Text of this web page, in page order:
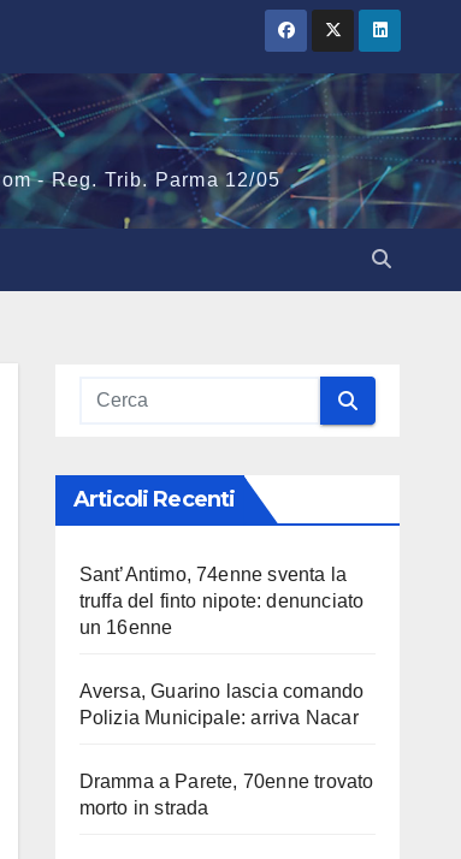
- Reg. Trib. Parma 12/05
Articoli Recenti
Sant’Antimo, 74enne sventa la
truffa del finto nipote: denunciato
un 16enne
Aversa, Guarino lascia comando
Polizia Municipale: arriva Nacar
Dramma a Parete, 70enne trovato
morto in strada